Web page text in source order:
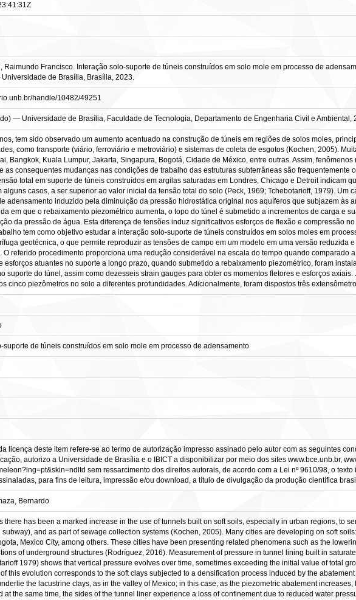
Raimundo Francisco. Interação solo-suporte de túneis construídos em solo mole em processo de
de Brasília, Brasília, 2023.
handle/10482/49251
— Universidade de Brasília, Faculdade de Tecnologia, Departamento de Engenharia Civil e Ambiental,
tem sido observado um aumento acentuado na construção de túneis em regiões de solos moles,
como transporte (viário, ferroviário e metroviário) e sistemas de coleta de esgotos (Kochen, 2005).
Bangkok, Kuala Lumpur, Jakarta, Singapura, Bogotá, Cidade de México, entre outras. Assim,
as consequentes mudanças nas condições de trabalho das estruturas subterrâneas são frequentemente
total em suporte de túneis construídos em argilas saturadas em Londres, Chicago e Detroit indicam
alguns casos, a ser superior ao valor inicial da tensão total do solo (Peck, 1969; Tchebotarioff, 1979). Um
adensamento induzido pela diminuição da pressão hidrostática original nos aquíferos que subjazem às
em que o rebaixamento piezométrico aumenta, o topo do túnel é submetido a incrementos de carga e
da pressão de água. Esta diferença de tensões induz significativos esforços de flexão e compressão
tem como objetivo estudar a interação solo-suporte de túneis construídos em solos moles em
geotécnica, o que permite reproduzir as tensões de campo em um modelo em uma versão reduzida
O referido procedimento proporciona uma redução considerável na escala do tempo quando comparado
esforços atuantes no suporte a longo prazo, quando submetido a rebaixamento piezométrico, foram
suporte do túnel, assim como dezesseis strain gauges para obter os momentos fletores e esforços
cinco piezômetros no solo a diferentes profundidades. Adicionalmente, foram dispostos três
suporte de túneis construídos em solo mole em processo de adensamento
licença deste item refere-se ao termo de autorização impresso assinado pelo autor com as seguintes
autorizo a Universidade de Brasília e o IBICT a disponibilizar por meio dos sites www.bce.unb.br,
sem ressarcimento dos direitos autorais, de acordo com a Lei nº 9610/98, o
para fins de leitura, impressão e/ou download, a título de divulgação da produção científica
Bernardo
there has been a marked increase in the use of tunnels built on soft soils, especially in urban regions, to
and as part of sewage collection systems (Kochen, 2005). Many cities are developing on soft
Mexico City, among others. These cities have been presenting related phenomena such as the
of underground structures (Rodríguez, 2016). Measurement of pressure in tunnel lining built in
1979) shows that vertical pressure evolves over time, sometimes exceeding the initial value of total
this evolution corresponds to the soft clays subjected to a densification process induced by the
the lacustrine clays, as in the valley of Mexico; in this case, as the piezometric abatement
at the same time, the sides of the tunnel liner experience a loss of confinement due to reduced water